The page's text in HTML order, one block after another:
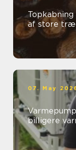
Topkabning
af store
07. May
billigere